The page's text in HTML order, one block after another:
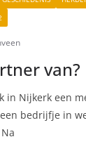
van?
in Nijkerk een
bedrijfje in